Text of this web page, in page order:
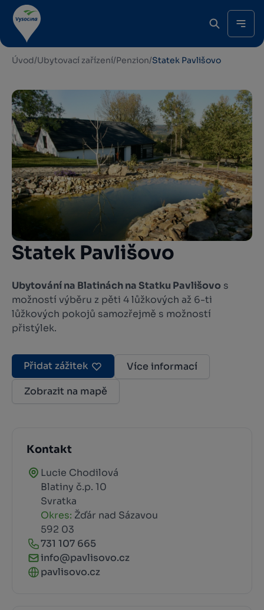
Úvod/Ubytovací zařízení/Penzion/Statek Pavlišovo
Statek Pavlišovo
Ubytování na Blatinách na Statku Pavlišovo s
možností výběru z pěti 4 lůžkových až 6-ti
lůžkových pokojů samozřejmě s možností
přistýlek.
Přidat zážitek
Více informací
Zobrazit na mapě
Kontakt
Lucie Chodilová
Blatiny č.p. 10
Svratka
Okres: Žďár nad Sázavou
592 03
731 107 665
info@pavlisovo.cz
pavlisovo.cz